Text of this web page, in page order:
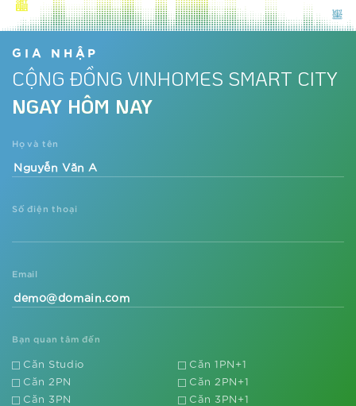
GIA NHẬP
CỘNG ĐỒNG VINHOMES SMART CITY
NGAY HÔM NAY
Họ và tên
Số điện thoại
Email
Bạn quan tâm đến
Căn Studio
Căn 1PN+1
Căn 2PN
Căn 2PN+1
Căn 3PN
Căn 3PN+1